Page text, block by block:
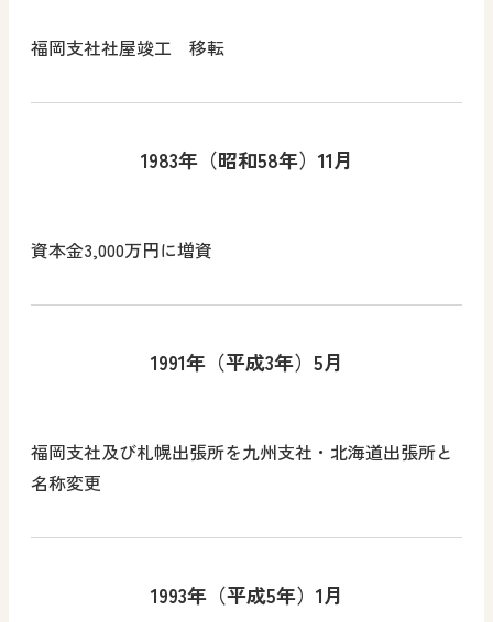
福岡支社社屋竣工 移転
1983年（昭和58年）11月
資本金3,000万円に増資
1991年（平成3年）5月
福岡支社及び札幌出張所を九州支社・北海道出張所と
名称変更
1993年（平成5年）1月